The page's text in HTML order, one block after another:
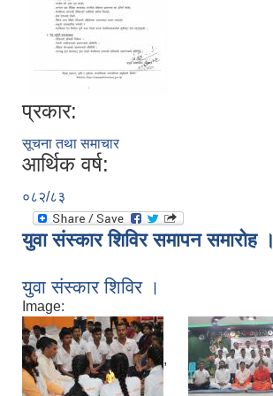
प्रकार:
सूचना तथा समाचार
आर्थिक वर्ष:
०८२/८३
युवा संस्कार शिविर समापन समारोह ।
युवा संस्कार शिविर ।
Image:
,